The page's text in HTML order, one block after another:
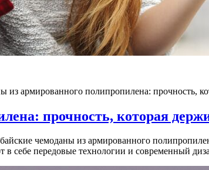
из армированного полипропилена: прочность,
прочность, которая
чемоданы из армированного
в себе передовые технологии и современный